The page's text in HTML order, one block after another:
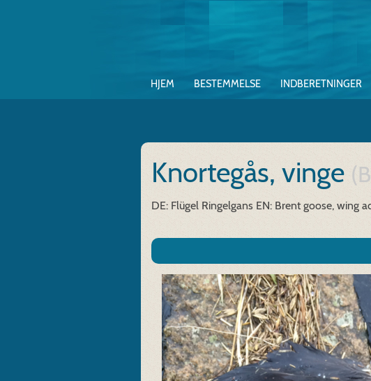
HJEM BESTEMMELSE INDBERETNINGER
Knortegås, vinge
DE: Flügel Ringelgans EN: Brent goose, wing